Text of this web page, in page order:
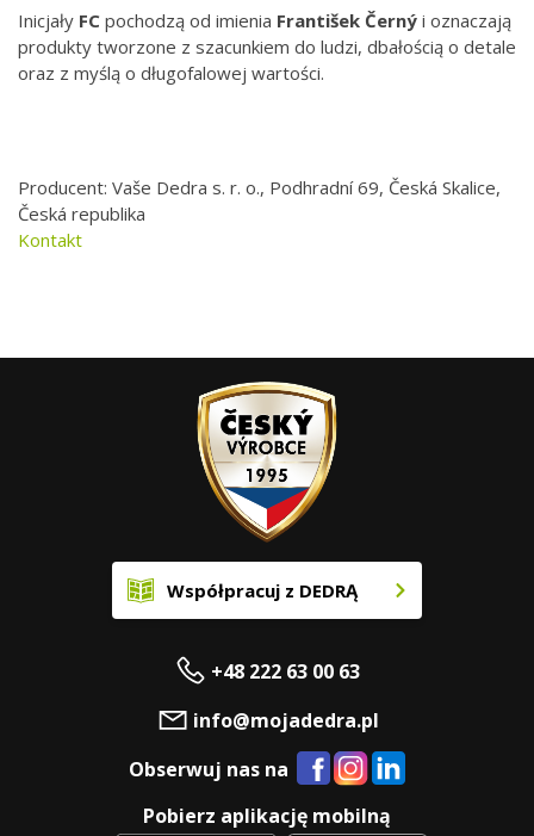
Inicjały FC pochodzą od imienia František Černý i oznaczają
produkty tworzone z szacunkiem do ludzi, dbałością o detale
oraz z myślą o długofalowej wartości.
Producent: Vaše Dedra s. r. o., Podhradní 69, Česká Skalice,
Česká republika
Kontakt
Współpracuj z DEDRĄ
+48 222 63 00 63
info@mojadedra.pl
Obserwuj nas na
Pobierz aplikację mobilną